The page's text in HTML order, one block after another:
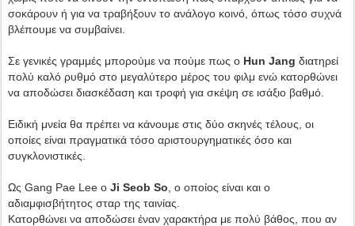
σοκάρουν ή για να τραβήξουν το ανάλογο κοινό, όπως τόσο συχνά
βλέπουμε να συμβαίνει.
Σε γενικές γραμμές μπορούμε να πούμε πως ο Hun Jang διατηρεί
πολύ καλό ρυθμό στο μεγαλύτερο μέρος του φιλμ ενώ κατορθώνει
να αποδώσει διασκέδαση και τροφή για σκέψη σε ισάξιο βαθμό.
Ειδική μνεία θα πρέπει να κάνουμε στις δύο σκηνές τέλους, οι
οποίες είναι πραγματικά τόσο αριστουργηματικές όσο και
συγκλονιστικές.
Ως Gang Pae Lee ο Ji Seob So , ο οποίος είναι και ο
αδιαμφισβήτητος σταρ της ταινίας.
Κατορθώνει να αποδώσει έναν χαρακτήρα με πολύ βάθος, που αν